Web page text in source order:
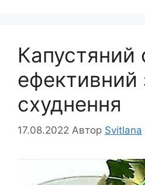
Капустяний
ефективний
схуднення
17.08.2022 Автор Svitlana